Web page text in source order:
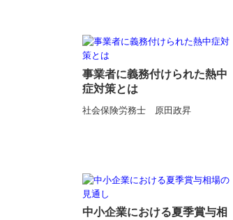
事業者に義務付けられた熱中
症対策とは
社会保険労務士 原田政昇
中小企業における夏季賞与相